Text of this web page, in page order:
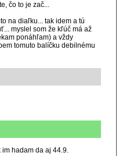
čo to je zač...
na diaľku... tak idem a tú
myslel som že kľúč má až
ponáhľam) a vždy
tomuto balíčku debilnému
im hadam da aj 44.9.